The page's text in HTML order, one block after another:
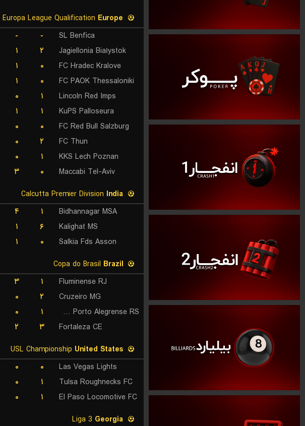
Europe
SL Benfica
-
-
Jagiellonia Białystok
۲ ۱
FC Hradec Kralove
۰ ۱
FC PAOK Thessaloniki
۰ ۱
Lincoln Red Imps
۱ ۰
KuPS Palloseura
۱ ۱
FC Red Bull Salzburg
۰ ۰
FC Thun
۲ ۰
KKS Lech Poznan
۱ ۰
Maccabi Tel-Aviv
۰ ۳
India
Bidhannagar MSA
۱ ۴
Kalighat MS
۶ ۱
Salkia Fds Asson
۰ ۱
Brazil
Fluminense RJ
۱ ۳
Cruzeiro MG
۲ ۰
Gremio Porto Alegrense RS
۱ ۰
Fortaleza CE
۳ ۲
United States
Las Vegas Lights
۰ ۰
Tulsa Roughnecks FC
۱ ۰
El Paso Locomotive FC
۱ ۰
Georgia